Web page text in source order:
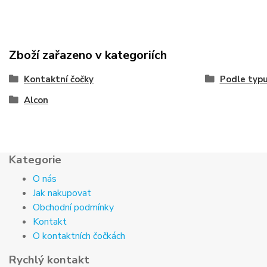
Zboží zařazeno v kategoriích
Kontaktní čočky Podle typu
Alcon
Kategorie
O nás
Jak nakupovat
Obchodní podmínky
Kontakt
O kontaktních čočkách
Rychlý kontakt